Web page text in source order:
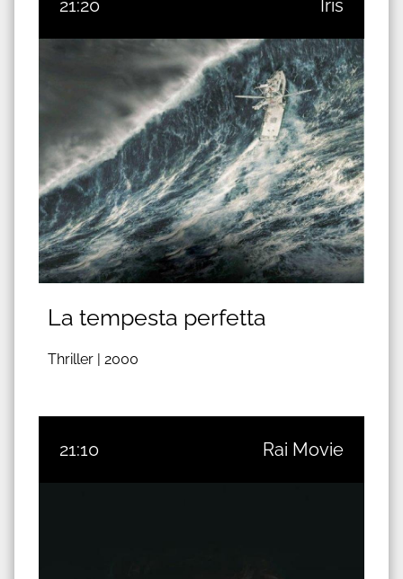
21:20 Iris
La tempesta perfetta
Thriller | 2000
21:10 Rai Movie